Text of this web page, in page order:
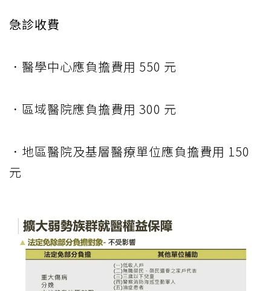
急診收費
．醫學中心應負擔費用 550 元
．區域醫院應負擔費用 300 元
．地區醫院及基層醫療單位應負擔費用 150
元